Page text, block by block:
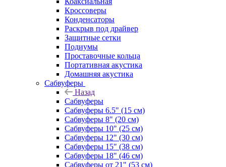
Кроссоверы
Конденсаторы
Раскрыв под драйвер
Защитные сетки
Подиумы
Проставочные кольца
Портативная акустика
Домашняя акустика
Сабвуферы
Назад
Сабвуферы
Сабвуферы 6.5" (15 см)
Сабвуферы 8" (20 см)
Сабвуферы 10" (25 см)
Сабвуферы 12" (30 см)
Сабвуферы 15" (38 см)
Сабвуферы 18" (46 см)
Сабвуферы от 21" (53 см)